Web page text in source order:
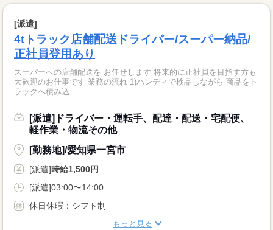
[派遣]
4tトラック店舗配送ドライバー/スーパー納品/
正社員登用あり
スーパーへの店舗配送を お任せします 将来的に正社員を目指す方も
大歓迎のお仕事です 業務の流れ 1)ハンディで検品しながら 商品をト
ラックへ積み込...
[派遣]ドライバー・運転手、配達・配送・宅配便、
軽作業・物流その他
[勤務地]/愛知県一宮市
[派遣]時給1,500円
[派遣]03:00〜14:00
休日休暇：シフト制
もっと見る